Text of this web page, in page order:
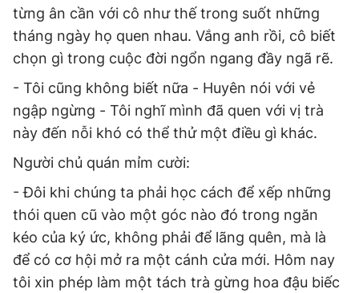
từng ân cần với cô như thế trong suốt những
tháng ngày họ quen nhau. Vắng anh rồi, cô biết
chọn gì trong cuộc đời ngổn ngang đầy ngã rẽ.
- Tôi cũng không biết nữa - Huyên nói với vẻ
ngập ngừng - Tôi nghĩ mình đã quen với vị trà
này đến nỗi khó có thể thử một điều gì khác.
Người chủ quán mỉm cười:
- Đôi khi chúng ta phải học cách để xếp những
thói quen cũ vào một góc nào đó trong ngăn
kéo của ký ức, không phải để lãng quên, mà là
để có cơ hội mở ra một cánh cửa mới. Hôm nay
tôi xin phép làm một tách trà gừng hoa đậu biếc